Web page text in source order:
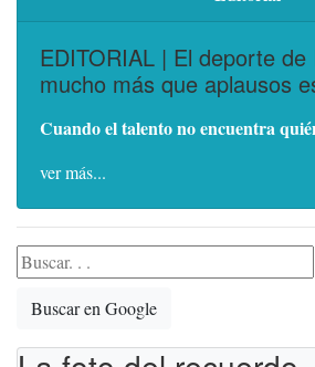
EDITORIAL | El deporte
mucho más que aplausos
Cuando el talento no encuentra
ver más...
Buscar en Google